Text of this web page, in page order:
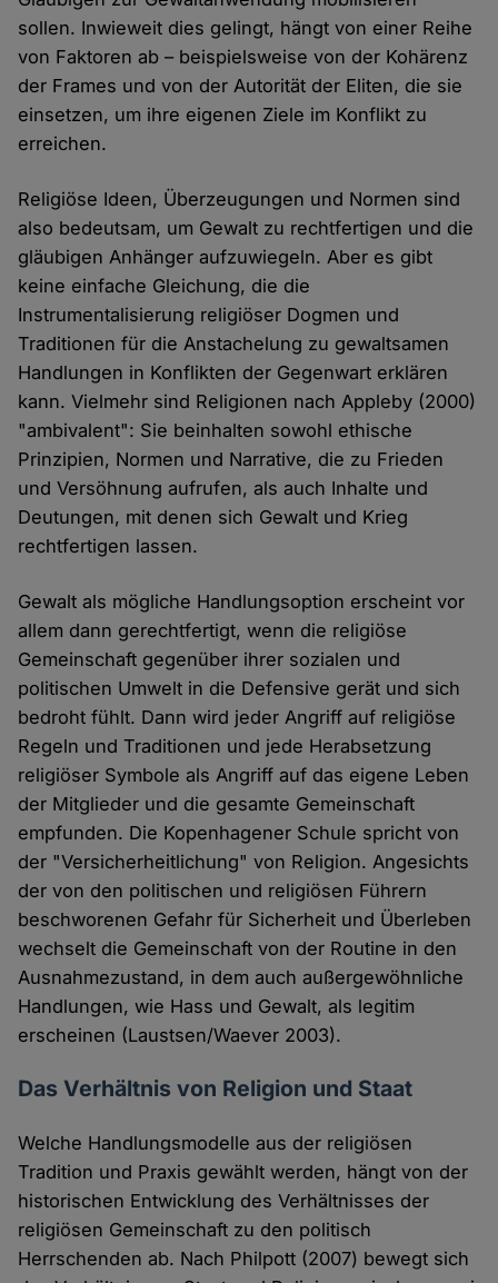
sollen. Inwieweit dies gelingt, hängt von einer Reihe
von Faktoren ab – beispielsweise von der Kohärenz
der Frames und von der Autorität der Eliten, die sie
einsetzen, um ihre eigenen Ziele im Konflikt zu
erreichen.
Religiöse Ideen, Überzeugungen und Normen sind
also bedeutsam, um Gewalt zu rechtfertigen und die
gläubigen Anhänger aufzuwiegeln. Aber es gibt
keine einfache Gleichung, die die
Instrumentalisierung religiöser Dogmen und
Traditionen für die Anstachelung zu gewaltsamen
Handlungen in Konflikten der Gegenwart erklären
kann. Vielmehr sind Religionen nach Appleby (2000)
"ambivalent": Sie beinhalten sowohl ethische
Prinzipien, Normen und Narrative, die zu Frieden
und Versöhnung aufrufen, als auch Inhalte und
Deutungen, mit denen sich Gewalt und Krieg
rechtfertigen lassen.
Gewalt als mögliche Handlungsoption erscheint vor
allem dann gerechtfertigt, wenn die religiöse
Gemeinschaft gegenüber ihrer sozialen und
politischen Umwelt in die Defensive gerät und sich
bedroht fühlt. Dann wird jeder Angriff auf religiöse
Regeln und Traditionen und jede Herabsetzung
religiöser Symbole als Angriff auf das eigene Leben
der Mitglieder und die gesamte Gemeinschaft
empfunden. Die Kopenhagener Schule spricht von
der "Versicherheitlichung" von Religion. Angesichts
der von den politischen und religiösen Führern
beschworenen Gefahr für Sicherheit und Überleben
wechselt die Gemeinschaft von der Routine in den
Ausnahmezustand, in dem auch außergewöhnliche
Handlungen, wie Hass und Gewalt, als legitim
erscheinen (Laustsen/Waever 2003).
Das Verhältnis von Religion und Staat
Welche Handlungsmodelle aus der religiösen
Tradition und Praxis gewählt werden, hängt von der
historischen Entwicklung des Verhältnisses der
religiösen Gemeinschaft zu den politisch
Herrschenden ab. Nach Philpott (2007) bewegt sich